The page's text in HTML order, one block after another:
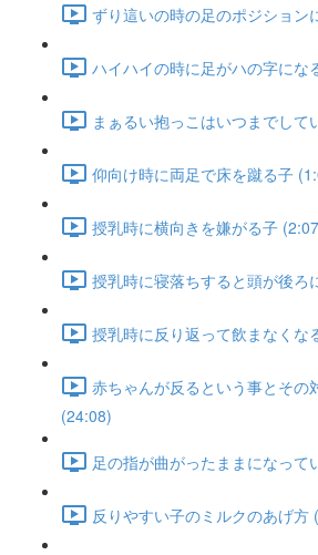
ずり這いの時の足のポジション
ハイハイの時に足がハの字にな
まぁるい抱っこはいつまでして
仰向け時に両足で床を蹴る子
授乳時に横向きを嫌がる子
授乳時に寝落ちすると頭が後ろ
授乳時に反り返って飲まなくな
赤ちゃんが反るという事とその
(24:08)
足の指が曲がったままになって
反りやすい子のミルクのあげ方